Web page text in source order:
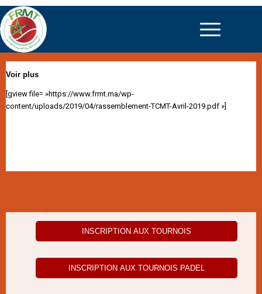
Voir plus
[gview file= »https://www.frmt.ma/wp-
content/uploads/2019/04/rassemblement-TCMT-Avril-2019.pdf »]
INSCRIPTION AUX TOURNOIS
INSCRIPTION AUX TOURNOIS PADEL